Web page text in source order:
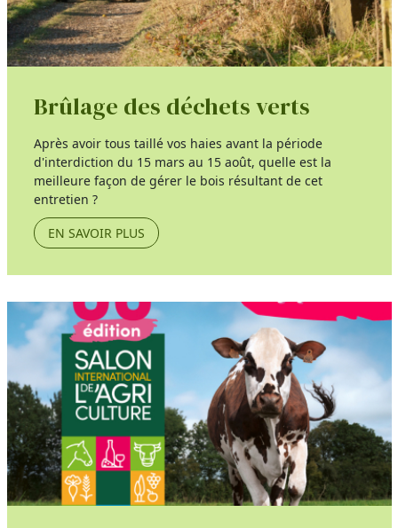
Brûlage des déchets verts
Après avoir tous taillé vos haies avant la période
d'interdiction du 15 mars au 15 août, quelle est la
meilleure façon de gérer le bois résultant de cet
entretien ?
EN SAVOIR PLUS